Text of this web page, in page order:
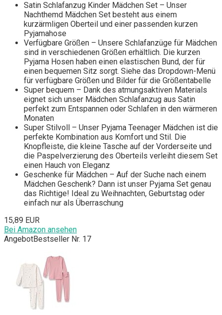
Satin Schlafanzug Kinder Mädchen Set – Unser
Nachthemd Mädchen Set besteht aus einem
kurzärmligen Oberteil und einer passenden kurzen
Pyjamahose
Verfügbare Größen – Unsere Schlafanzüge für Mädchen
sind in verschiedenen Größen erhältlich. Die kurzen
Pyjama Hosen haben einen elastischen Bund, der für
einen bequemen Sitz sorgt. Siehe das Dropdown-Menü
für verfügbare Größen und Bilder für die Größentabelle
Super bequem – Dank des atmungsaktiven Materials
eignet sich unser Mädchen Schlafanzug aus Satin
perfekt zum Entspannen oder Schlafen in den wärmeren
Monaten
Super Stilvoll – Unser Pyjama Teenager Mädchen ist die
perfekte Kombination aus Komfort und Stil. Die
Knopfleiste, die kleine Tasche auf der Vorderseite und
die Paspelverzierung des Oberteils verleiht diesem Set
einen Hauch von Eleganz
Geschenke für Mädchen – Auf der Suche nach einem
Mädchen Geschenk? Dann ist unser Pyjama Set genau
das Richtige! Ideal zu Weihnachten, Geburtstag oder
einfach nur als Überraschung
15,89 EUR
Bei Amazon ansehen
AngebotBestseller Nr. 17